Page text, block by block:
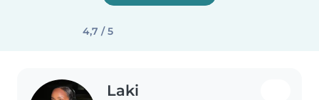
4,7 / 5
Laki